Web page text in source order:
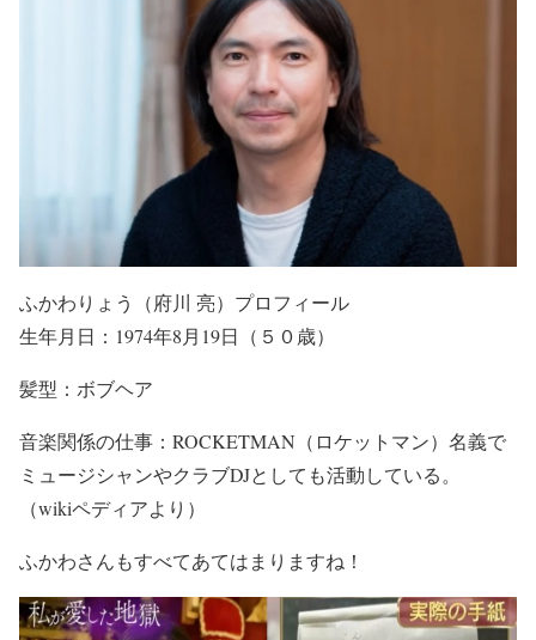
ふかわりょう（府川 亮）プロフィール
生年月日：1974年8月19日（５０歳）
髪型：ボブヘア
音楽関係の仕事：ROCKETMAN（ロケットマン）名義で
ミュージシャンやクラブDJとしても活動している。
（wikiペディアより）
ふかわさんもすべてあてはまりますね！